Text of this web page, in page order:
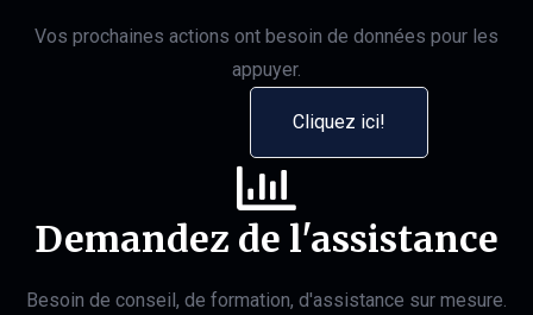
Vos prochaines actions ont besoin de données pour les
appuyer.
Cliquez ici!
Demandez de l'assistance
Besoin de conseil, de formation, d'assistance sur mesure.